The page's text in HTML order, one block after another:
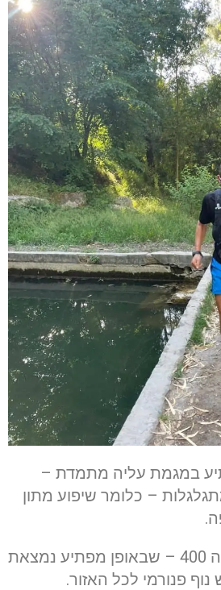
במגמת עליה מתמדת –
– כלומר שיפוע מתון
לבסוף מגיעים לגבעה 400 – שבאופן מפתיע נמצאת